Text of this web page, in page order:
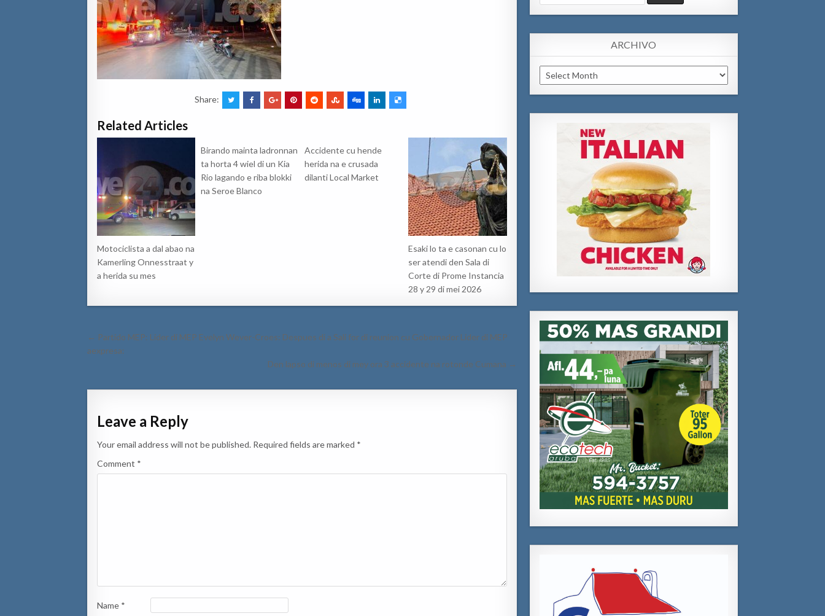
Share:
Related Articles
Motociclista a dal abao na
Kamerling Onnesstraat y
a herida su mes
Birando mainta ladronnan
ta horta 4 wiel di un Kia
Rio lagando e riba blokki
na Seroe Blanco
Accidente cu hende
herida na e crusada
dilanti Local Market
Esaki lo ta e casonan cu lo
ser atendi den Sala di
Corte di Prome Instancia
28 y 29 di mei 2026
Post
navigation
← Partido MEP: Lider di MEP Evelyn Wever-Croes: Despues di a Sali for di reunion cu Gobernador Lider di MEP
aexpresa:
Den lapso di menos di mey ora 3 accidente na rotonde Cumana →
Leave a Reply
Your email address will not be published. Required fields are marked *
Comment *
Name *
for:
ARCHIVO
Archivo